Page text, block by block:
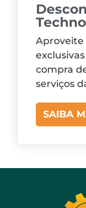
Aproveite
compra
serviços
SAIBA